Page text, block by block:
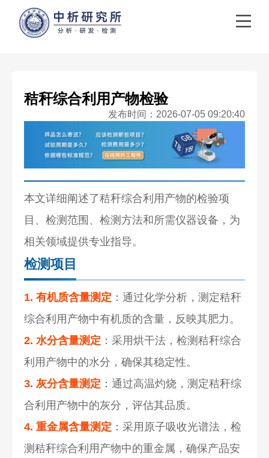
秸秆综合利用产物检验
发布时间：2026-07-05 09:20:40
本文详细阐述了秸秆综合利用产物的检验项
目、检测范围、检测方法和所需仪器设备，为
相关领域提供专业指导。
检测项目
1. 有机质含量测定 ：通过化学分析，测定秸秆
综合利用产物中有机质的含量，反映其肥力。
2. 水分含量测定 ：采用烘干法，检测秸秆综合
利用产物中的水分，确保其稳定性。
3. 灰分含量测定 ：通过高温灼烧，测定秸秆综
合利用产物中的灰分，评估其品质。
4. 重金属含量测定 ：采用原子吸收光谱法，检
测秸秆综合利用产物中的重金属，确保产品安